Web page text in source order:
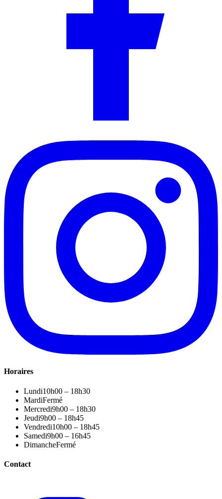
Horaires
Lundi10h00 – 18h30
MardiFermé
Mercredi9h00 – 18h30
Jeudi9h00 – 18h45
Vendredi10h00 – 18h45
Samedi9h00 – 16h45
DimancheFermé
Contact